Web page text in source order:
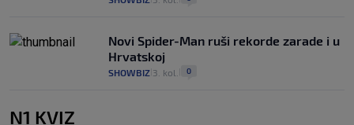
Novi Spider-Man ruši rekorde zarade i u
Hrvatskoj
SHOWBIZ 3. kol. 0
N1 KVIZ